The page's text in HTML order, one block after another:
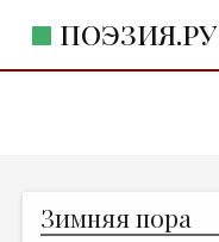
ПОЭЗИЯ.РУ
ЖАНРЫ
Зимняя пора